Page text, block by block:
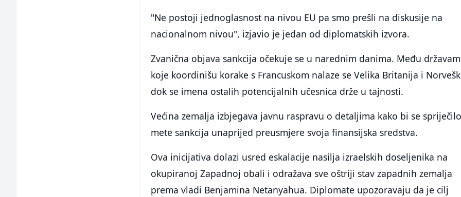
"Ne postoji jednoglasnost na nivou EU pa smo prešli na diskusije na
nacionalnom nivou", izjavio je jedan od diplomatskih izvora.
Zvanična objava sankcija očekuje se u narednim danima. Među
koje koordinišu korake s Francuskom nalaze se Velika Britanija i
dok se imena ostalih potencijalnih učesnica drže u tajnosti.
Većina zemalja izbjegava javnu raspravu o detaljima kako bi se
mete sankcija unaprijed preusmjere svoja finansijska sredstva.
Ova inicijativa dolazi usred eskalacije nasilja izraelskih doseljenika na
okupiranoj Zapadnoj obali i odražava sve oštriji stav zapadnih zemalja
prema vladi Benjamina Netanyahua. Diplomate upozoravaju da je cilj